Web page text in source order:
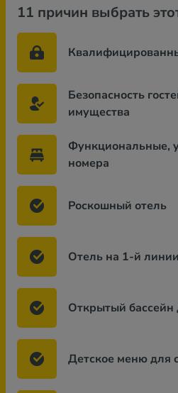
11 причин выбрать
Безопасность
имущества
Функциональные,
номера
Роскошный отель
Отель на 1-й
Открытый бассейн
Детское меню для